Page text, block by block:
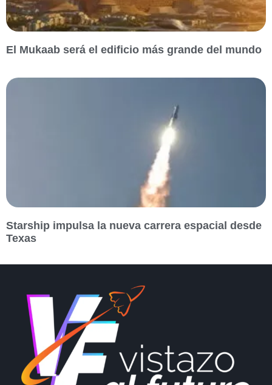
El Mukaab será el edificio más grande del mundo
Starship impulsa la nueva carrera espacial desde
Texas